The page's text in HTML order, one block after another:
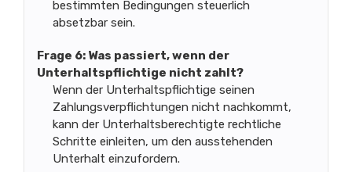
bestimmten Bedingungen steuerlich
absetzbar sein.
Frage 6: Was passiert, wenn der
Unterhaltspflichtige nicht zahlt?
Wenn der Unterhaltspflichtige seinen
Zahlungsverpflichtungen nicht nachkommt,
kann der Unterhaltsberechtigte rechtliche
Schritte einleiten, um den ausstehenden
Unterhalt einzufordern.